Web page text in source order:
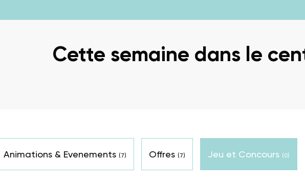
Cette semaine dans le
Animations & Evenements (7) Offres (7) Jeu et Concours (0)